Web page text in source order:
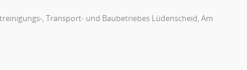
, Transport- und Baubetriebes Lüdenscheid, Am